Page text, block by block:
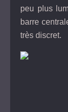
peu plus
barre
très discret.